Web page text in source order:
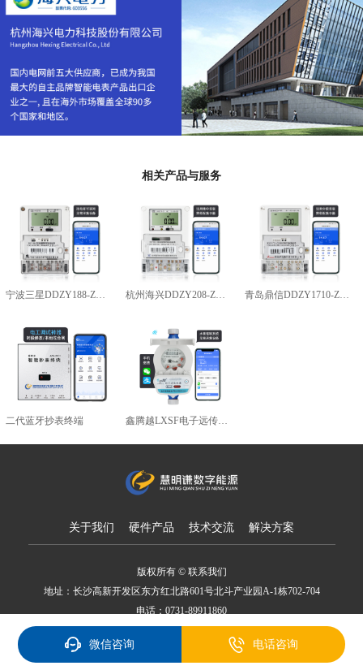
相关产品与服务
宁波三星DDZY188-Z型4G通讯智能电能表杭州海兴DDZY208-Z型RS485通讯智能电能表
青岛鼎信DDZY1710-Z型
二代蓝牙抄表终端 鑫腾越LXSF电子远传智能水表
关于我们 硬件产品 技术交流 解决方案
版权所有 © 联系我们
地址：长沙高新开发区东方红北路601号北斗产业园A-1栋702-704
电话：0731-89911860
微信咨询 电话咨询